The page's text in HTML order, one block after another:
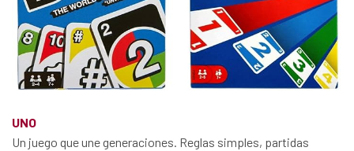
UNO
Un juego que une generaciones. Reglas simples, partidas